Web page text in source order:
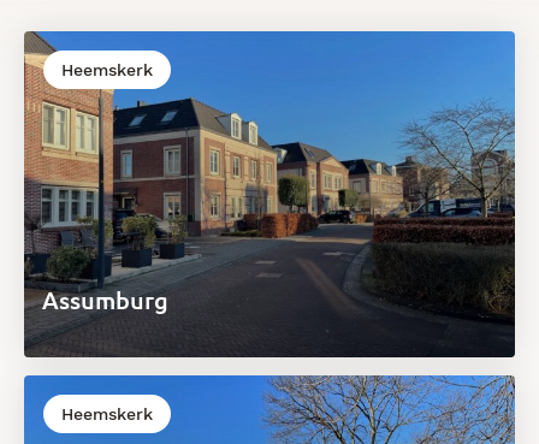
Heemskerk
Assumburg
Heemskerk